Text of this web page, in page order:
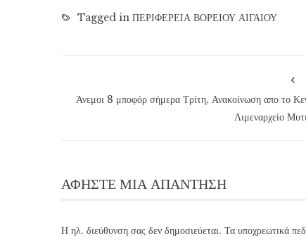
Tagged in ΠΕΡΙΦΕΡΕΙΑ ΒΟΡΕΙΟΥ ΑΙΓΑΙΟΥ
Άνεμοι 8 μποφόρ σήμερα Τρίτη, Ανακοίνωση απο το
Λιμεναρχείο
ΑΦΉΣΤΕ ΜΙΑ ΑΠΆΝΤΗΣΗ
Η ηλ. διεύθυνση σας δεν δημοσιεύεται. Τα υποχρεωτικά